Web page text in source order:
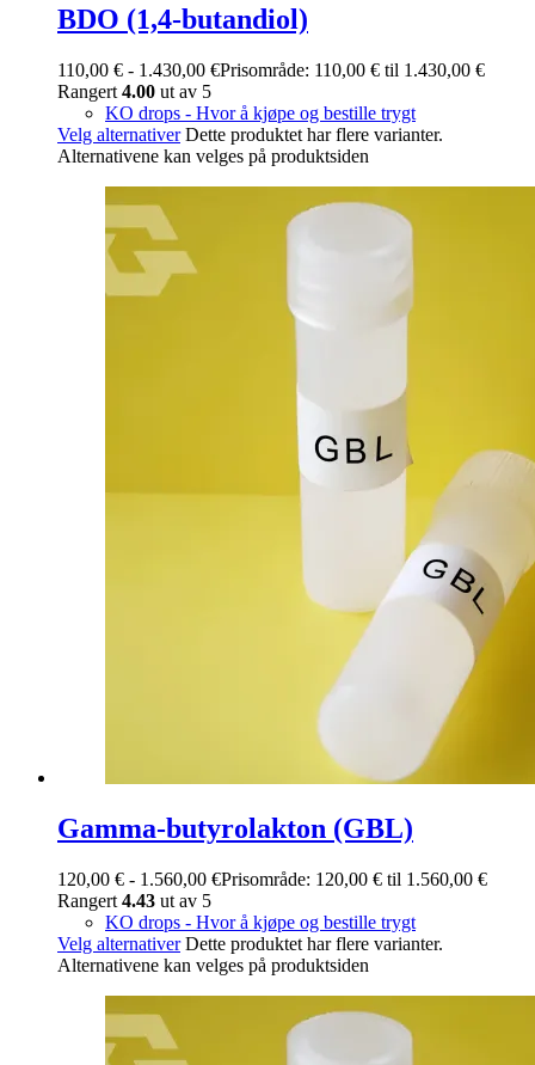
BDO (1,4-butandiol)
110,00 € - 1.430,00 €Prisområde: 110,00 € til 1.430,00 €
Rangert 4.00 ut av 5
KO drops - Hvor å kjøpe og bestille trygt
Velg alternativer Dette produktet har flere varianter.
Alternativene kan velges på produktsiden
Gamma-butyrolakton (GBL)
120,00 € - 1.560,00 €Prisområde: 120,00 € til 1.560,00 €
Rangert 4.43 ut av 5
KO drops - Hvor å kjøpe og bestille trygt
Velg alternativer Dette produktet har flere varianter.
Alternativene kan velges på produktsiden